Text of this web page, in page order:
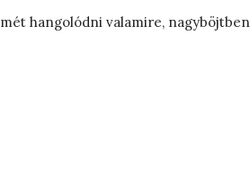
hangolódni valamire,